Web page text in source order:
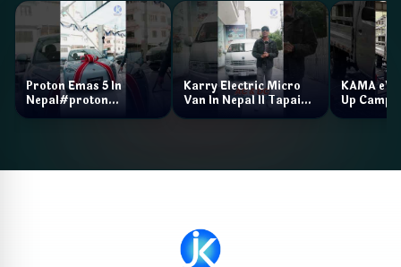
Proton Emas 5 In
Nepal#proton
#protonemas5#protonnepal#evcarnepal
Karry Electric Micro
Van In Nepal II Tapaiko
KAMA eV
Up Camp